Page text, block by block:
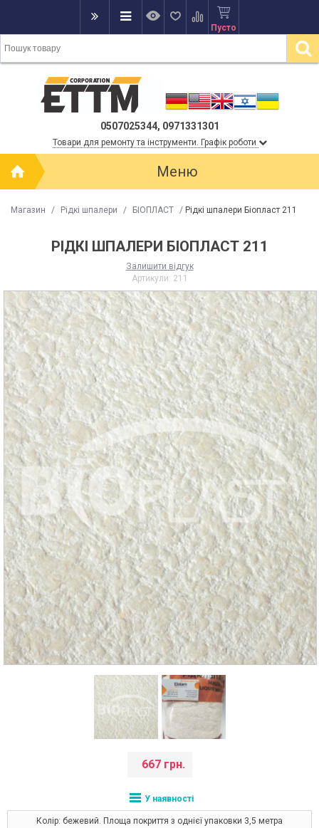
Пусто
0507025344, 0971331301
Товари для ремонту та інструменти. Графік роботи
Меню
Магазин / Рідкі шпалери / БІОПЛАСТ / Рідкі шпалери Біопласт 211
РІДКІ ШПАЛЕРИ БІОПЛАСТ 211
Залишити відгук
Артикули: 211
667 грн.
У наявності
Колір: бежевий. Площа покриття з однієї упаковки 3,5 метра